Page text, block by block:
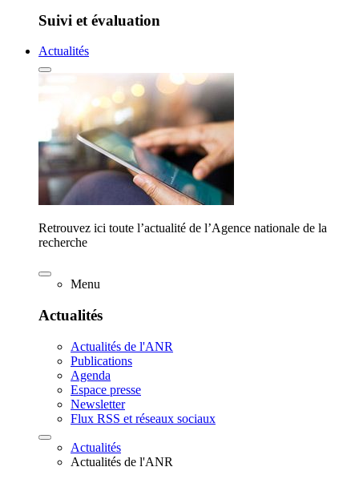
Suivi et évaluation
Actualités
Retrouvez ici toute l’actualité de l’Agence nationale de la
recherche
Menu
Actualités
Actualités de l'ANR
Publications
Agenda
Espace presse
Newsletter
Flux RSS et réseaux sociaux
Actualités
Actualités de l'ANR